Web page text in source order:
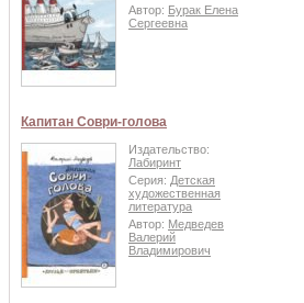
Автор: Бурак Елена
Сергеевна
Капитан Соври-голова
Издательство:
Лабиринт
Серия: Детская
художественная
литература
Автор: Медведев
Валерий
Владимирович